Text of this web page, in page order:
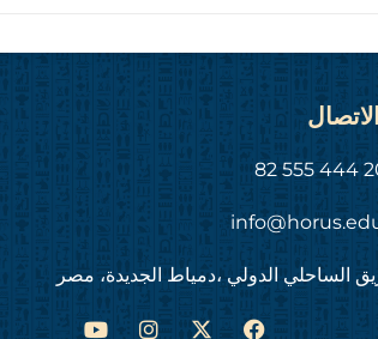
الساحلي الدولي ،دمياط الجديدة، مصر
F
I
Y